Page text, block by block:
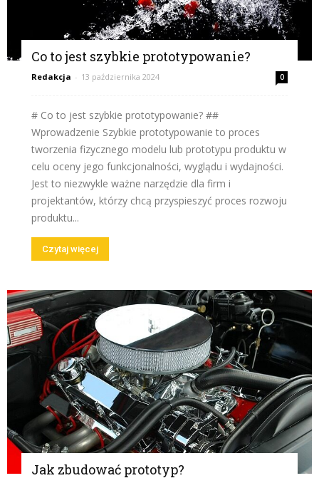
Co to jest szybkie prototypowanie?
Redakcja - 13 października 2024 0
# Co to jest szybkie prototypowanie? ##
Wprowadzenie Szybkie prototypowanie to proces
tworzenia fizycznego modelu lub prototypu produktu w
celu oceny jego funkcjonalności, wyglądu i wydajności.
Jest to niezwykle ważne narzędzie dla firm i
projektantów, którzy chcą przyspieszyć proces rozwoju
produktu...
Czytaj więcej
Jak zbudować prototyp?